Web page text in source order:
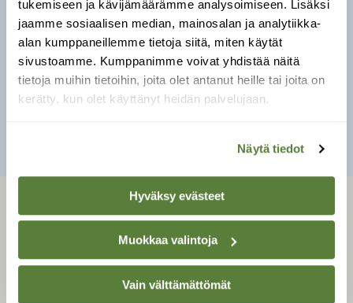
tukemiseen ja kävijämäärämme analysoimiseen. Lisäksi
jaamme sosiaalisen median, mainosalan ja analytiikka-
alan kumppaneillemme tietoja siitä, miten käytät
sivustoamme. Kumppanimme voivat yhdistää näitä
tietoja muihin tietoihin, joita olet antanut heille tai joita on
kerätty, kun olet käyttänyt heidän palvelujaan.
Näytä tiedot
Hyväksy evästeet
Muokkaa valintoja
Vain välttämättömät
Yleinen kulttuuriympäristöjen laji Etelä- ja
Keski-Suomessa. Vanhoja havaintoja myös
Oulun seudulta ja Inarista.
LEHTI
Uusin lehti
Tilaa Suomen Luonto
Tilaa digilukuoikeus